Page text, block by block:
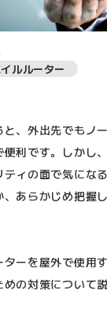
ルルーター
、外出先でもノ
利です。しかし
ィの面で気にな
あらかじめ把握
ーを屋外で使用
の対策について